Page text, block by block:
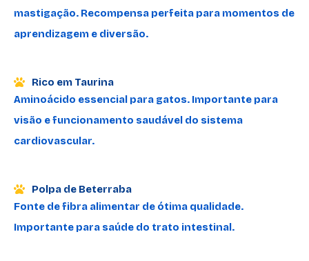
mastigação. Recompensa perfeita para momentos de
aprendizagem e diversão.
Rico em Taurina
Aminoácido essencial para gatos. Importante para
visão e funcionamento saudável do sistema
cardiovascular.
Polpa de Beterraba
Fonte de fibra alimentar de ótima qualidade.
Importante para saúde do trato intestinal.